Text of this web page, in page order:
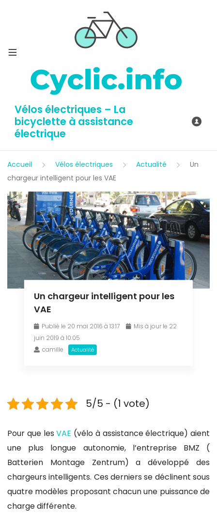
Vélos électriques – La
bicyclette à assistance
électrique
Accueil Vélos électriques Actualité
Un
chargeur intelligent pour les VAE
Un chargeur intelligent pour les
VAE
Publié le 20 mai 2016 à 13:17
Mis à jour le 22
juin 2019 à 10:05
camille
Actualité
5/5 - (1 vote)
Pour que lesVAE (vélo à assistance électrique) aient
une plus longue autonomie, l’entreprise BMZ (
Batterien Montage Zentrum) a développé des
chargeurs intelligents. Ces derniers se déclinent sous
quatre modèles proposant chacun une puissance de
charge différente.